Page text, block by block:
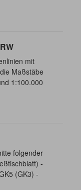
mit
Maßstäbe
1:100.000
folgender
-
(GK3) -